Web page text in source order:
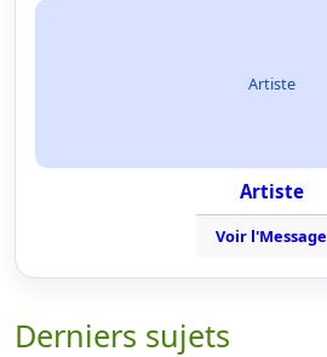
Artiste
Artiste
Voir l'Message
Derniers sujets